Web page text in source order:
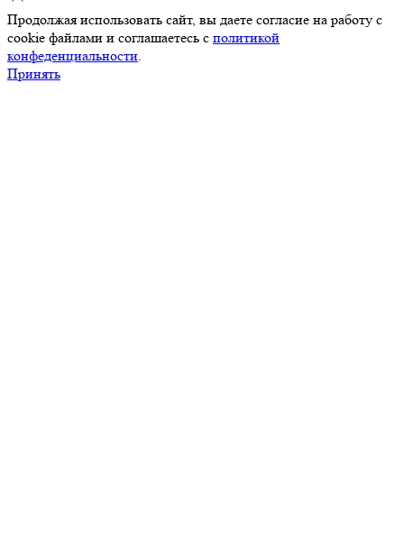
Продолжая использовать сайт, вы даете согласие на работу с
cookie файлами и соглашаетесь с политикой
конфеденциальности
Принять